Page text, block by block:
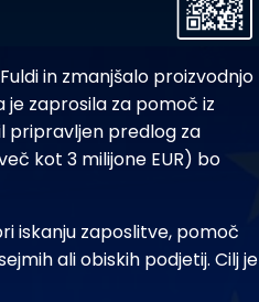
in zmanjšalo proizvodnjo
je zaprosila za pomoč iz
pripravljen predlog za
kot 3 milijone EUR) bo
iskanju zaposlitve, pomoč
ali obiskih podjetij. Cilj je